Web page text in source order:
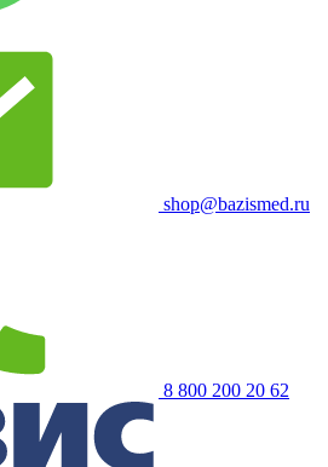
shop@bazismed.ru
8 800 200 20 62